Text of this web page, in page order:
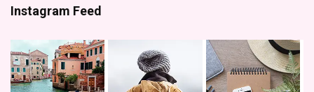
Instagram Feed